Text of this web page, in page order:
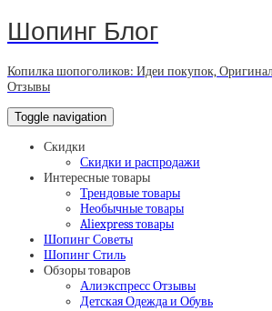
Шопинг Блог
Копилка шопоголиков: Идеи покупок,
Отзывы
Toggle navigation
Скидки
Скидки и распродажи
Интересные товары
Трендовые товары
Необычные товары
Aliexpress товары
Шопинг Советы
Шопинг Стиль
Обзоры товаров
Алиэкспресс Отзывы
Детская Одежда и Обувь